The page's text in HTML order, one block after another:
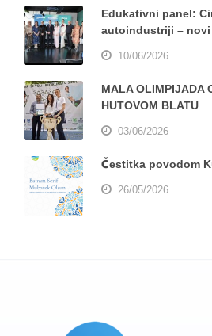
Edukativni panel:
autoindustriji –
10/06/2026
MALA OLIMPIJADA
HUTOVOM BLATU
03/06/2026
Čestitka povodom
26/05/2026